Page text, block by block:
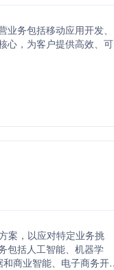
务包括移动应用开发、
心，为客户提供高效、可
案，以应对特定业务挑
包括人工智能、机器学
商业智能、电子商务开